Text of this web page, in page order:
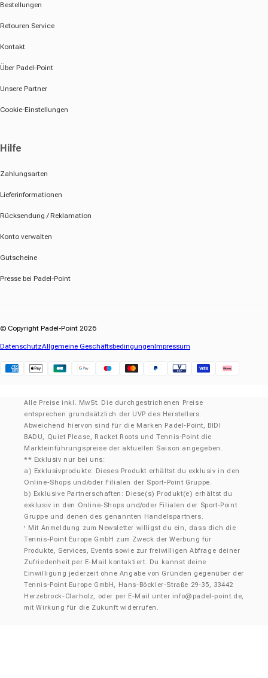
Bestellungen
Retouren Service
Kontakt
Über Padel-Point
Unsere Partner
Cookie-Einstellungen
Hilfe
Zahlungsarten
Lieferinformationen
Rücksendung / Reklamation
Konto verwalten
Gutscheine
Presse bei Padel-Point
© Copyright Padel-Point 2026
DatenschutzAllgemeine GeschäftsbedingungenImpressum
Alle Preise inkl. MwSt. Die durchgestrichenen Preise
entsprechen grundsätzlich der UVP des Herstellers.
Abweichend hiervon sind für die Marken Padel-Point, BIDI
BADU, Quiet Please, Racket Roots und Tennis-Point die
Markteinführungspreise der aktuellen Saison angegeben.
** Exklusiv nur bei uns:
a) Exklusivprodukte: Dieses Produkt erhältst du exklusiv in den
Online-Shops und/oder Filialen der Sport-Point Gruppe.
b) Exklusive Partnerschaften: Diese(s) Produkt(e) erhältst du
exklusiv in den Online-Shops und/oder Filialen der Sport-Point
Gruppe und denen des genannten Handelspartners.
¹
Mit Anmeldung zum Newsletter willigst du ein, dass dich die
Tennis-Point Europe GmbH zum Zweck der Werbung für
Produkte, Services, Events sowie zur freiwilligen Abfrage deiner
Zufriedenheit per E-Mail kontaktiert. Du kannst deine
Einwilligung jederzeit ohne Angabe von Gründen gegenüber der
Tennis-Point Europe GmbH, Hans-Böckler-Straße 29-35, 33442
Herzebrock-Clarholz, oder per E-Mail unter info@padel-point.de,
mit Wirkung für die Zukunft widerrufen.